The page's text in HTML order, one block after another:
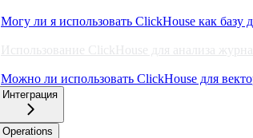
Могу ли я использовать ClickHouse как базу
Использование ClickHouse для анализа
Можно ли использовать ClickHouse для
Интеграция
Operations